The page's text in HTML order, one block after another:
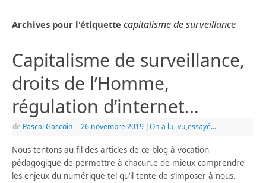
Archives pour l'étiquettecapitalisme de surveillance
Capitalisme de surveillance,
droits de l’Homme,
régulation d’internet…
de Pascal Gascoin | 26 novembre 2019 |On a lu, vu,essayé...
Nous tentons au fil des articles de ce blog à vocation
pédagogique de permettre à chacun.e de mieux comprendre
les enjeux du numérique tel qu’il tente de s’imposer à nous.